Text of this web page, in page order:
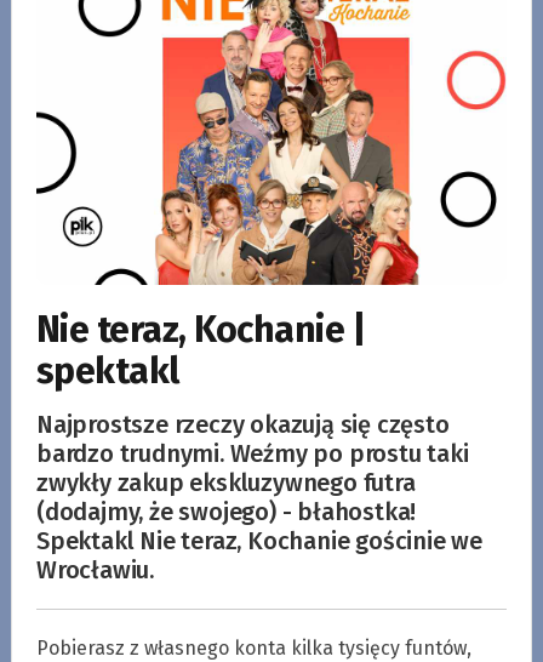
Nie teraz, Kochanie |
spektakl
Najprostsze rzeczy okazują się często
bardzo trudnymi. Weźmy po prostu taki
zwykły zakup ekskluzywnego futra
(dodajmy, że swojego) - błahostka!
Spektakl Nie teraz, Kochanie gościnie we
Wrocławiu.
Pobierasz z własnego konta kilka tysięcy funtów,